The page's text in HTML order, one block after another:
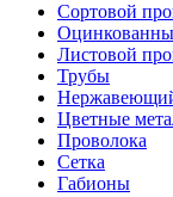
Сортовой
Листовой
Трубы
Цветные
Проволока
Сетка
Габионы